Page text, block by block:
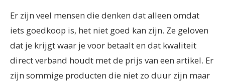
Er zijn veel mensen die denken dat alleen omdat
iets goedkoop is, het niet goed kan zijn. Ze geloven
dat je krijgt waar je voor betaalt en dat kwaliteit
direct verband houdt met de prijs van een artikel. Er
zijn sommige producten die niet zo duur zijn maar